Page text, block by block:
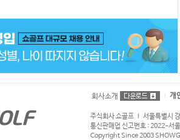
회사소개 개
주식회사 쇼골프 l 서울특별시
통신판매업 신고번호 : 2022-
Copyright Since 2003